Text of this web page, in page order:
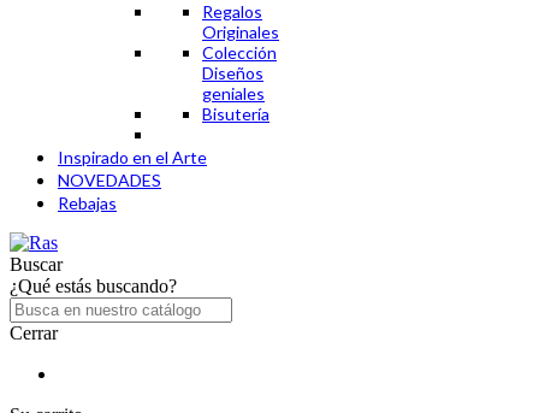
Regalos
Originales
Colección
Diseños
geniales
Bisutería
Inspirado en el Arte
NOVEDADES
Rebajas
Buscar
¿Qué estás buscando?
Cerrar